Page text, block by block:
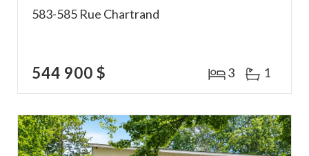
583-585 Rue Chartrand
544 900 $ 3 1